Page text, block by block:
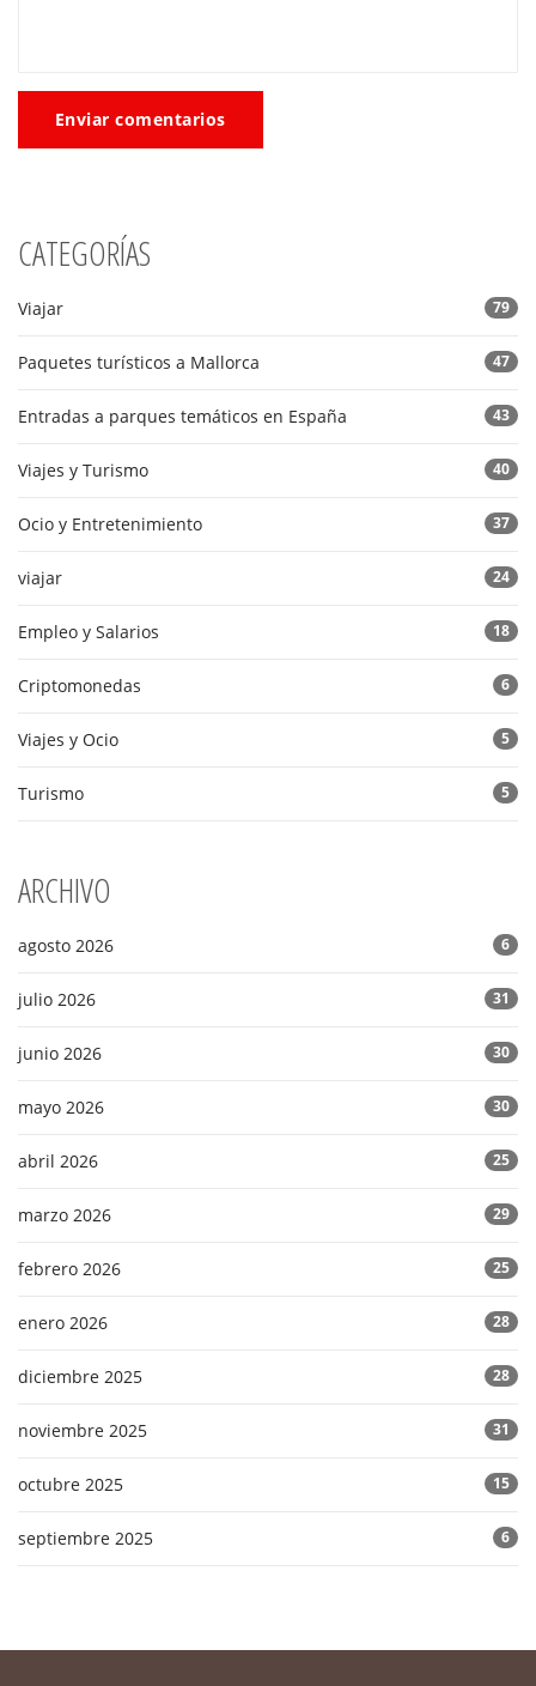
Enviar comentarios
CATEGORÍAS
Viajar 79
Paquetes turísticos a Mallorca 47
Entradas a parques temáticos en España 43
Viajes y Turismo 40
Ocio y Entretenimiento 37
viajar 24
Empleo y Salarios 18
Criptomonedas 6
Viajes y Ocio 5
Turismo 5
ARCHIVO
agosto 2026 6
julio 2026 31
junio 2026 30
mayo 2026 30
abril 2026 25
marzo 2026 29
febrero 2026 25
enero 2026 28
diciembre 2025 28
noviembre 2025 31
octubre 2025 15
septiembre 2025 6